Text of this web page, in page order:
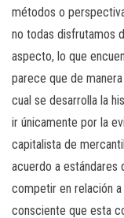
métodos o
no todas disfrutamos
aspecto, lo que
parece que de
cual se desarrolla la
ir únicamente por la
capitalista de
acuerdo a estándares
competir en relación
consciente que esta